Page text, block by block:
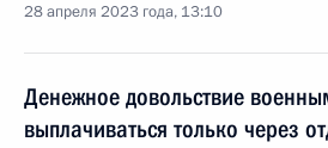
28 апреля 2023 года, 13:10
Денежное довольствие
выплачиваться только через